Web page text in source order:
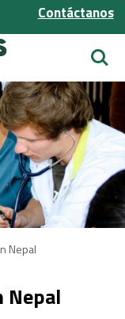
Contáctanos
Nepal
Nepal